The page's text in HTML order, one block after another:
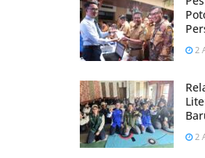
2
2